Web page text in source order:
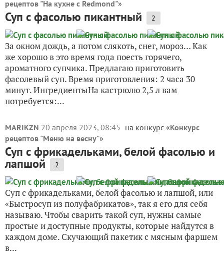
рецептов "На кухне с Redmond"»
Суп с фасолью пикантный 2
За окном дождь, а потом слякоть, снег, мороз… Как
же хорошо в это время года поесть горячего,
ароматного супчика. Предлагаю приготовить
фасолевый суп. Время приготовления: 2 часа 30
минут. ИнгредиентыНа кастрюлю 2,5 л вам
потребуется:...
MARIKZN 20 апреля 2023, 08:45 на конкурс «Конкурс
рецептов "Меню на весну"»
Суп с фрикадельками, белой фасолью и
лапшой 2
Суп с фрикадельками, белой фасолью и лапшой, или
«Быстросуп из полуфабрикатов», так я его для себя
называю. Чтобы сварить такой суп, нужны самые
простые и доступные продукты, которые найдутся в
каждом доме. Скучающий пакетик с мясным фаршем
в...